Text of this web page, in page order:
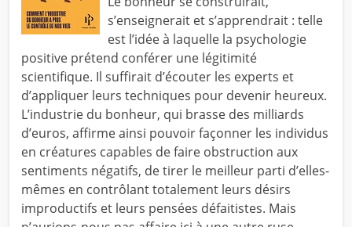
s’enseignerait et s’apprendrait : telle
est l’idée à laquelle la psychologie
positive prétend conférer une légitimité
scientifique. Il suffirait d’écouter les experts et
d’appliquer leurs techniques pour devenir heureux.
L’industrie du bonheur, qui brasse des milliards
d’euros, affirme ainsi pouvoir façonner les individus
en créatures capables de faire obstruction aux
sentiments négatifs, de tirer le meilleur parti d’elles-
mêmes en contrôlant totalement leurs désirs
improductifs et leurs pensées défaitistes. Mais